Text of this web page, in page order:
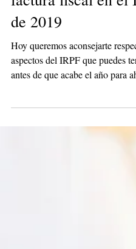
Consejos para
factura fiscal en el
de 2019
Hoy queremos aconsejarte
antes de que acabe el año para